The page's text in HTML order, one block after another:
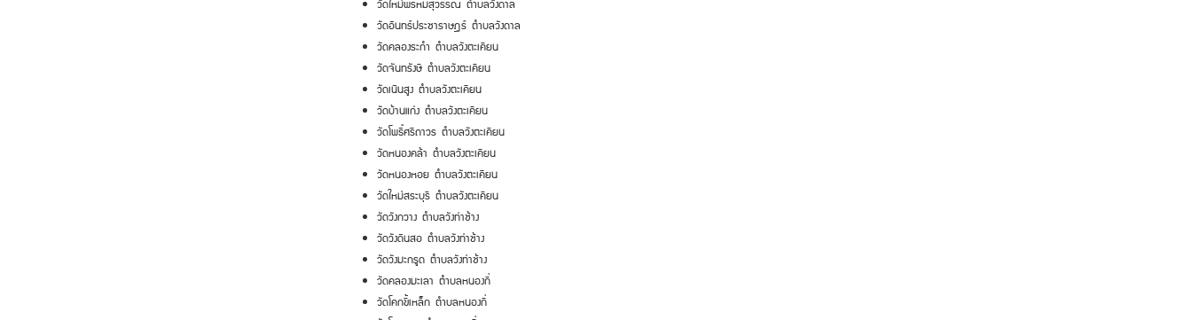
วัดใหม่พรหมสุวรรณ ตำบลวังดาล
วัดอินทร์ประชาราษฎร์ ตำบลวังดาล
วัดคลองระกำ ตำบลวังตะเคียน
วัดจันทรังษี ตำบลวังตะเคียน
วัดเนินสูง ตำบลวังตะเคียน
วัดบ้านแก่ง ตำบลวังตะเคียน
วัดโพธิ์ศรีถาวร ตำบลวังตะเคียน
วัดหนองคล้า ตำบลวังตะเคียน
วัดหนองหอย ตำบลวังตะเคียน
วัดใหม่สระบุรี ตำบลวังตะเคียน
วัดวังกวาง ตำบลวังท่าช้าง
วัดวังดินสอ ตำบลวังท่าช้าง
วัดวังมะกรูด ตำบลวังท่าช้าง
วัดคลองมะเลา ตำบลหนองกี่
วัดโคกขี้เหล็ก ตำบลหนองกี่